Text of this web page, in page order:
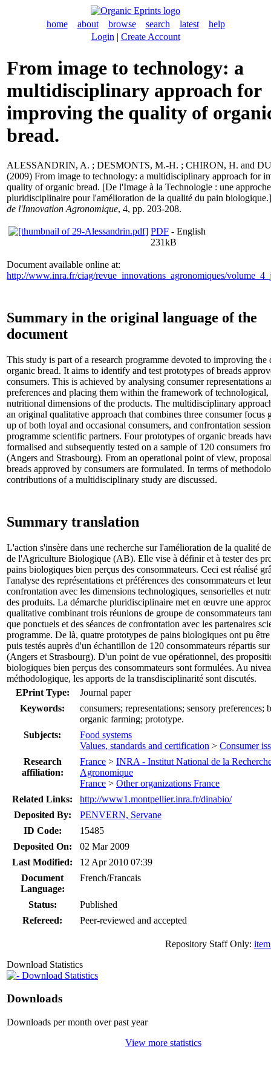
home about browse search latest
help
Login | Create Account
From image to technology: a
multidisciplinary approach for
improving the quality of
bread.
ALESSANDRIN, A. ; DESMONTS, M.-H. ; CHIRON, H. and
(2009) From image to technology: a multidisciplinary approach for
quality of organic bread. [De l'Image à la Technologie : une approche
pluridisciplinaire pour l'amélioration de la qualité du pain
de l'Innovation Agronomique, 4, pp. 203-208.
PDF - English
231kB
Document available online at:
http://www.inra.fr/ciag/revue_innovations_agronomiques/
Summary in the original language of the
document
This study is part of a research programme devoted to improving the
organic bread. It aims to identify and test prototypes of breads
consumers. This is achieved by analysing consumer representations
preferences and placing them within the framework of technological,
nutritional dimensions of the products. The multidisciplinary
an original qualitative approach that combines three consumer focus
up of both loyal and occasional consumers, and confrontation
programme scientific partners. Four prototypes of organic breads
formalised and subsequently tested on a sample of 120 consumers
(Angers and Strasbourg). From an operational point of view,
breads approved by consumers are formulated. In terms of
contributions of a multidisciplinary study are discussed.
Summary translation
L'action s'insère dans une recherche sur l'amélioration de la qualité
de l'Agriculture Biologique (AB). Elle vise à définir et à tester des
pains biologiques bien perçus des consommateurs. Ceci est réalisé
l'analyse des représentations et préférences des consommateurs et
confrontation avec les dimensions technologiques, sensorielles et
des produits. La démarche pluridisciplinaire met en œuvre une
qualitative combinant trois réunions de groupe de consommateurs
que ponctuels et des séances de confrontation avec les partenaires
programme. De là, quatre prototypes de pains biologiques ont pu
puis testés auprès d'un échantillon de 120 consommateurs répartis
(Angers et Strasbourg). D'un point de vue opérationnel, des
biologiques bien perçus des consommateurs sont formulées. Au
méthodologique, les apports de la transdisciplinarité sont discutés.
EPrint Type:
Journal paper
Keywords:
consumers; representations; sensory preferences;
organic farming; prototype.
Subjects:
Food systems
Values, standards and certification > Consumer
Research
affiliation:
France > INRA - Institut National de la
Agronomique
France > Other organizations France
Related Links:
http://www1.montpellier.inra.fr/dinabio/
Deposited By:
PENVERN, Servane
ID Code:
15485
Deposited On:
02 Mar 2009
Last Modified:
12 Apr 2010 07:39
Document
Language:
French/Francais
Status:
Published
Refereed:
Peer-reviewed and accepted
Repository Staff Only:
Download Statistics
Download Statistics
Downloads
Downloads per month over past year
View more statistics